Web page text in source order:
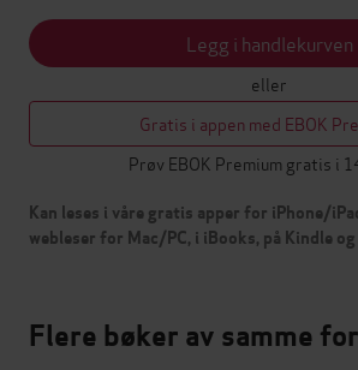
Legg i handlekurven
eller
Gratis i appen med EBOK
Prøv EBOK Premium gratis i
Kan leses i våre gratis apper for iPhone/
webleser for Mac/PC, i iBooks, på Kindle
Flere bøker av samme